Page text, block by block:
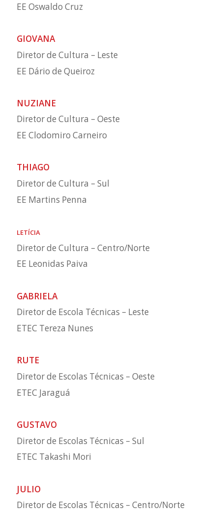
EE Oswaldo Cruz
GIOVANA
Diretor de Cultura – Leste
EE Dário de Queiroz
NUZIANE
Diretor de Cultura – Oeste
EE Clodomiro Carneiro
THIAGO
Diretor de Cultura – Sul
EE Martins Penna
LETÍCIA
Diretor de Cultura – Centro/Norte
EE Leonidas Paiva
GABRIELA
Diretor de Escola Técnicas – Leste
ETEC Tereza Nunes
RUTE
Diretor de Escolas Técnicas – Oeste
ETEC Jaraguá
GUSTAVO
Diretor de Escolas Técnicas – Sul
ETEC Takashi Mori
JULIO
Diretor de Escolas Técnicas – Centro/Norte